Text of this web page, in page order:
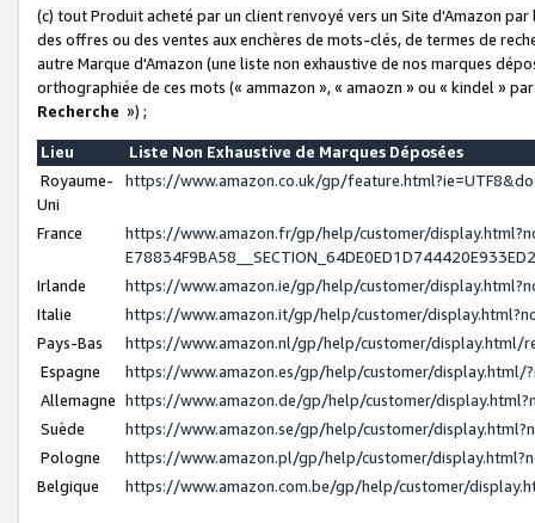
(c) tout Produit acheté par un client renvoyé vers un Site d'Amazon
des offres ou des ventes aux enchères de mots-clés, de termes de
autre Marque d'Amazon (une liste non exhaustive de nos marques
orthographiée de ces mots (« ammazon », « amaozn » ou « kindel »
Recherche ») ;
Lieu
Liste Non Exhaustive de Marques Déposées
Royaume-
Uni
https://www.amazon.co.uk/gp/
France
https://www.amazon.fr/gp/help/customer/
Irlande
https://www.amazon.ie/gp/help/customer/
Italie
https://www.amazon.it/gp/help/customer/
Pays-Bas
https://www.amazon.nl/gp/help/customer/display.html/
Espagne
https://www.amazon.es/gp/help/customer/display.html/
Allemagne https://www.amazon.de/gp/help/customer/
Suède
https://www.amazon.se/gp/help/customer/
Pologne
https://www.amazon.pl/gp/help/customer/
Belgique
https://www.amazon.com.be/gp/help/customer/